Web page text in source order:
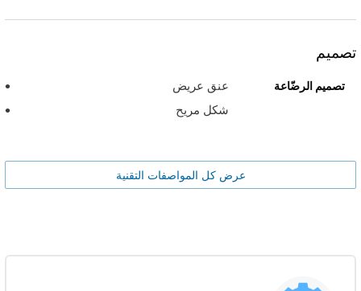
تصميم
تصميم الرضّاعة
عنق عريض
شكل مريح
عرض كل المواصفات التقنية